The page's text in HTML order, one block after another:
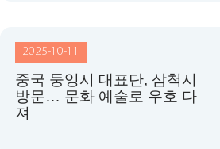
2025-10-11
중국 둥잉시 대표단, 삼척시
방문… 문화 예술로 우호 다
져